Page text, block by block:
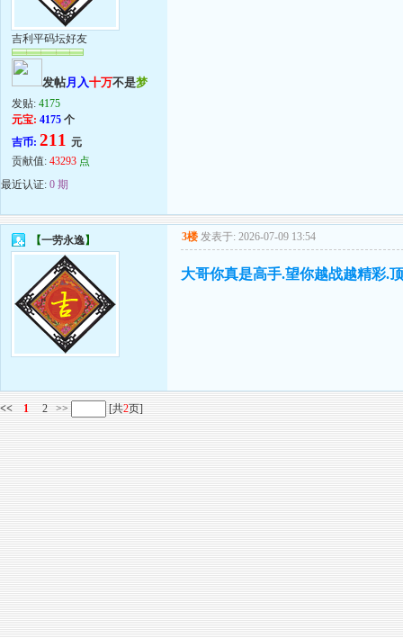
吉利平码坛好友
发帖月入十万不是梦
发贴: 4175
元宝: 4175 个
吉币: 211 元
贡献值: 43293 点
最近认证: 0 期
【一劳永逸】 3楼 发表于: 2026-07-09 13:54
大哥你真是高手.望你越战越精彩.
<< 1 2 >> [共2页]